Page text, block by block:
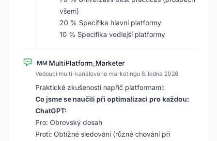
všem)
20 % Specifika hlavní platformy
10 % Specifika vedlejší platformy
MM MultiPlatform_Marketer
Vedoucí multi-kanálového marketingu·8. ledna 2026
Praktické zkušenosti napříč platformami:
Co jsme se naučili při optimalizaci pro každou:
ChatGPT:
Pro: Obrovský dosah
Proti: Obtížné sledování (různé chování při